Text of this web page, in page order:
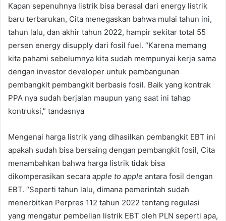
Kapan sepenuhnya listrik bisa berasal dari energy listrik
baru terbarukan, Cita menegaskan bahwa mulai tahun ini,
tahun lalu, dan akhir tahun 2022, hampir sekitar total 55
persen energy disupply dari fosil fuel. “Karena memang
kita pahami sebelumnya kita sudah mempunyai kerja sama
dengan investor developer untuk pembangunan
pembangkit pembangkit berbasis fosil. Baik yang kontrak
PPA nya sudah berjalan maupun yang saat ini tahap
kontruksi,” tandasnya
Mengenai harga listrik yang dihasilkan pembangkit EBT ini
apakah sudah bisa bersaing dengan pembangkit fosil, Cita
menambahkan bahwa harga listrik tidak bisa
dikomperasikan secara apple to apple antara fosil dengan
EBT. “Seperti tahun lalu, dimana pemerintah sudah
menerbitkan Perpres 112 tahun 2022 tentang regulasi
yang mengatur pembelian listrik EBT oleh PLN seperti apa,